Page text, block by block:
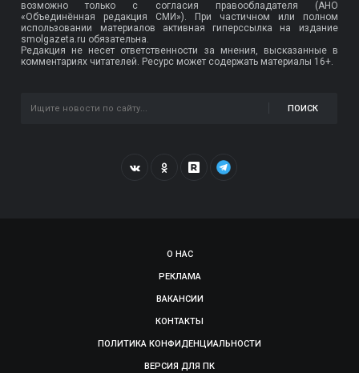
возможно только с согласия правообладателя (АНО
«Объединённая редакция СМИ»). При частичном или полном
использовании материалов активная гиперссылка на издание
smolgazeta.ru обязательна.
Редакция не несет ответственности за мнения, высказанные в
комментариях читателей. Ресурс может содержать материалы 16+.
ПОИСК
О НАС
РЕКЛАМА
ВАКАНСИИ
КОНТАКТЫ
ПОЛИТИКА КОНФИДЕНЦИАЛЬНОСТИ
ВЕРСИЯ ДЛЯ ПК